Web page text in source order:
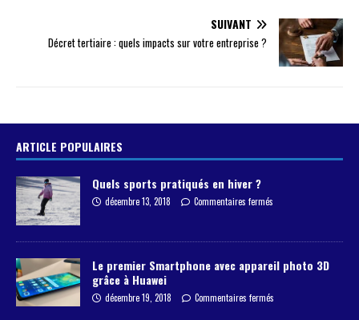
SUIVANT
Décret tertiaire : quels impacts sur votre entreprise ?
ARTICLE POPULAIRES
Quels sports pratiqués en hiver ?
décembre 13, 2018 Commentaires fermés
Le premier Smartphone avec appareil photo 3D
grâce à Huawei
décembre 19, 2018 Commentaires fermés